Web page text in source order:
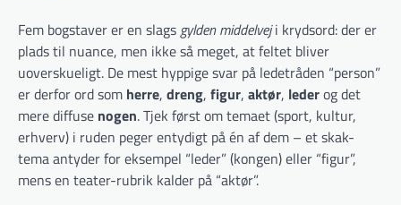
Fem bogstaver er en slags gylden middelveji krydsord: der er
plads til nuance, men ikke så meget, at feltet bliver
uoverskueligt. De mest hyppige svar på ledetråden “person”
er derfor ord som herre, dreng, figur, aktør, lederog det
mere diffuse nogen. Tjek først om temaet (sport, kultur,
erhverv) i ruden peger entydigt på én af dem – et skak-
tema antyder for eksempel “leder” (kongen) eller “figur”,
mens en teater-rubrik kalder på “aktør”.